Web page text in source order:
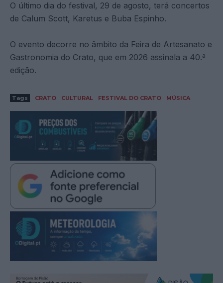
O último dia do festival, 29 de agosto, terá concertos
de Calum Scott, Karetus e Buba Espinho.
O evento decorre no âmbito da Feira de Artesanato e
Gastronomia do Crato, que em 2026 assinala a 40.ª
edição.
Tags CRATO CULTURAL FESTIVAL DO CRATO MÚSICA